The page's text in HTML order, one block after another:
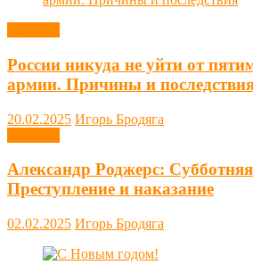
России никуда не уйти от
армии. Причины и
20.02.2025 Игорь Бродяга
Александр Роджерс:
Преступление и наказание
02.02.2025 Игорь Бродяга